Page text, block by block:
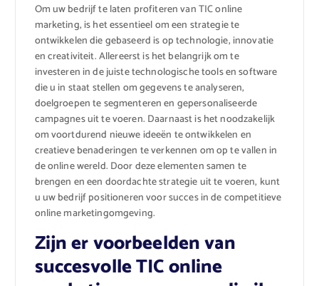
Om uw bedrijf te laten profiteren van TIC online
marketing, is het essentieel om een strategie te
ontwikkelen die gebaseerd is op technologie, innovatie
en creativiteit. Allereerst is het belangrijk om te
investeren in de juiste technologische tools en software
die u in staat stellen om gegevens te analyseren,
doelgroepen te segmenteren en gepersonaliseerde
campagnes uit te voeren. Daarnaast is het noodzakelijk
om voortdurend nieuwe ideeën te ontwikkelen en
creatieve benaderingen te verkennen om op te vallen in
de online wereld. Door deze elementen samen te
brengen en een doordachte strategie uit te voeren, kunt
u uw bedrijf positioneren voor succes in de competitieve
online marketingomgeving.
Zijn er voorbeelden van
succesvolle TIC online